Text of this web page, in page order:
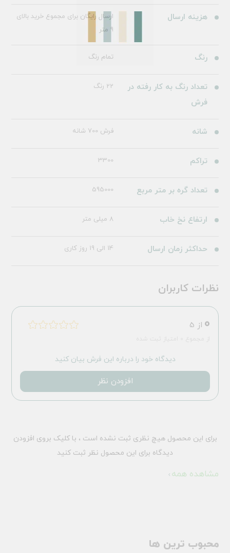
هزینه ارسال
ارسال رایگان برای مجموع خرید بالای
9 متر
رنگ تمام رنگ
تعداد رنگ به کار رفته در
فرش
22 رنگ
شانه فرش 700 شانه
تراکم 3300
تعداد گره بر متر مربع 595000
ارتفاع نخ خاب 8 میلی متر
حداکثر زمان ارسال 14 الی 19 روز کاری
نظرات کاربران
0 از 5
دیدگاه خود را درباره این فرش بیان کنید
افزودن نظر
برای این محصول هیچ نظری ثبت نشده است ، با کلیک بروی افزودن
دیدگاه برای این محصول نظر ثبت کنید
مشاهده همه
محبوب ترین ها